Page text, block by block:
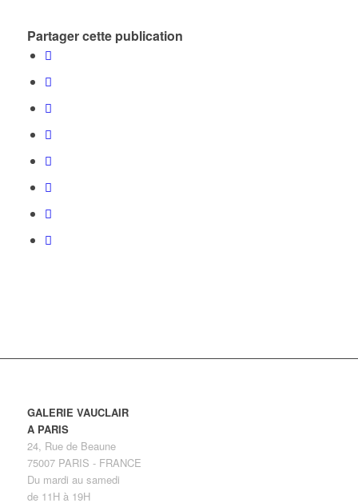
Partager cette publication
GALERIE VAUCLAIR
A PARIS
24, Rue de Beaune
75007 PARIS - FRANCE
Du mardi au samedi
de 11H à 19H